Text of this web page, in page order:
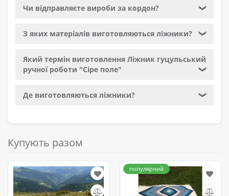
Чи відправляєте вироби за кордон? ❯
З яких матеріалів виготовляються ліжники? ❯
Який термін виготовлення Ліжник гуцульський
ручної роботи "Сіре поле"
❯
Де виготовляються ліжники? ❯
Купують разом
популярний